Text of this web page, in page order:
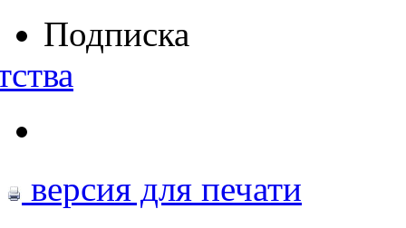
Подписка
версия для печати